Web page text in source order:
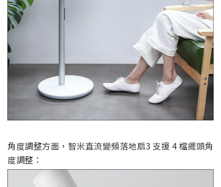
角度調整方面，智米直流變頻落地扇3 支援 4 檔擺頭角
度調整：